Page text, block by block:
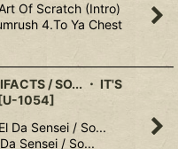
Of Scratch (Intro)
4.To Ya Chest
/ SO... ・ IT'S
U-1054]
Da Sensei / So...
Sensei / So...